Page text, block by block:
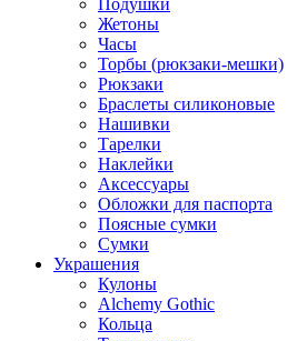
Подушки
Жетоны
Часы
Торбы (рюкзаки-мешки)
Рюкзаки
Браслеты силиконовые
Нашивки
Тарелки
Наклейки
Аксессуары
Обложки для паспорта
Поясные сумки
Сумки
Украшения
Кулоны
Alchemy Gothic
Кольца